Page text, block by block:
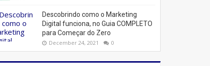
Descobrindo como o Marketing
Digital funciona, no Guia COMPLETO
para Começar do Zero
December 24, 2021 0